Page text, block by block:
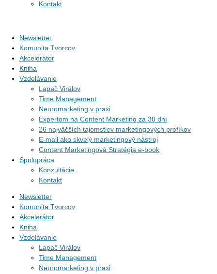
Kontakt
Newsletter
Komunita Tvorcov
Akcelerátor
Kniha
Vzdelávanie
Lapač Virálov
Time Management
Neuromarketing v praxi
Expertom na Content Marketing za 30 dní
26 najväčších tajomstiev marketingových profíkov
E-mail ako skvelý marketingový nástroj
Content Marketingová Stratégia e-book
Spolupráca
Konzultácie
Kontakt
Newsletter
Komunita Tvorcov
Akcelerátor
Kniha
Vzdelávanie
Lapač Virálov
Time Management
Neuromarketing v praxi